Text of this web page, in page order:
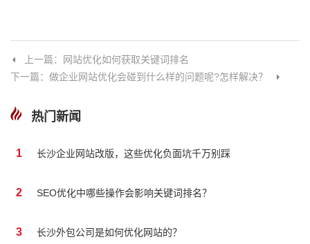
上一篇：网站优化如何获取关键词排名
下一篇：做企业网站优化会碰到什么样的问题呢?怎样解决？
热门新闻
1 长沙企业网站改版，这些优化负面坑千万别踩
2 SEO优化中哪些操作会影响关键词排名？
3 长沙外包公司是如何优化网站的？